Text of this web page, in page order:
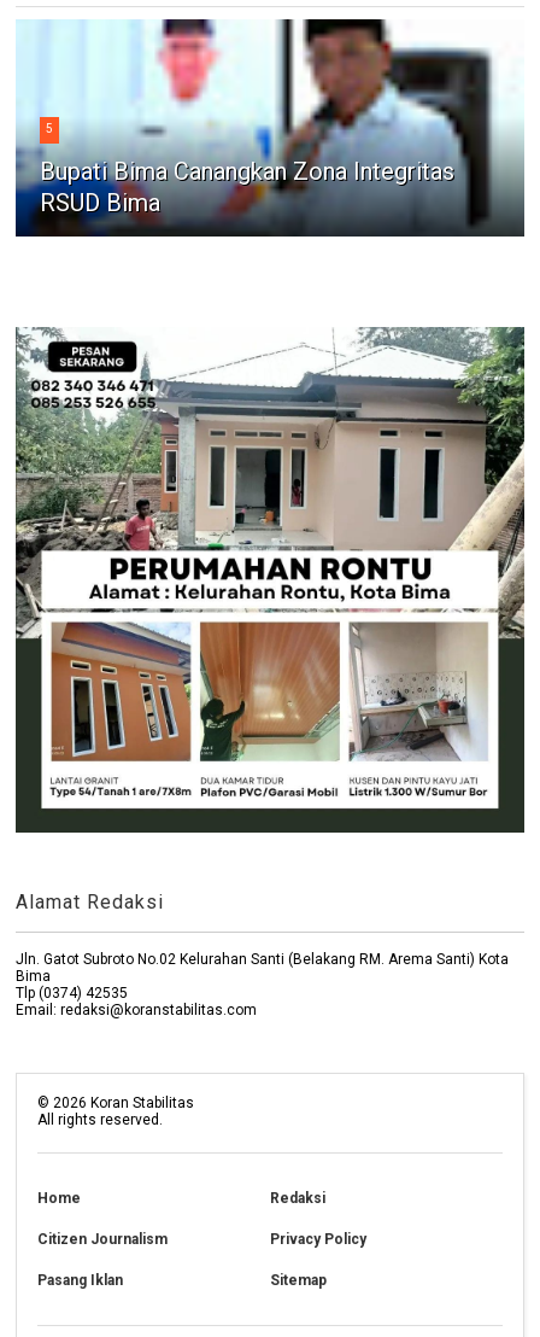
5
Bupati Bima Canangkan Zona Integritas
RSUD Bima
Alamat Redaksi
Jln. Gatot Subroto No.02 Kelurahan Santi (Belakang RM. Arema Santi) Kota
Bima
Tlp (0374) 42535
Email: redaksi@koranstabilitas.com
©2026 Koran Stabilitas
All rights reserved.
Home Redaksi
Citizen Journalism Privacy Policy
Pasang Iklan Sitemap